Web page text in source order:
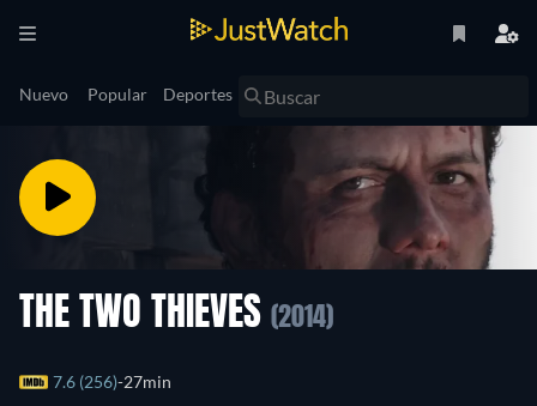
Nuevo Popular Deportes
THE TWO THIEVES (2014)
7.6 (256) 27min